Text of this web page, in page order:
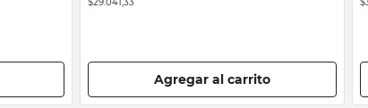
Agregar al carrito